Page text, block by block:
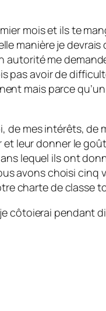
mois et ils te
manière je
me
pas avoir de
mais parce
mes intérêts, de
leur donner le goût
lequel ils ont
avons choisi cinq
charte de classe
pendant